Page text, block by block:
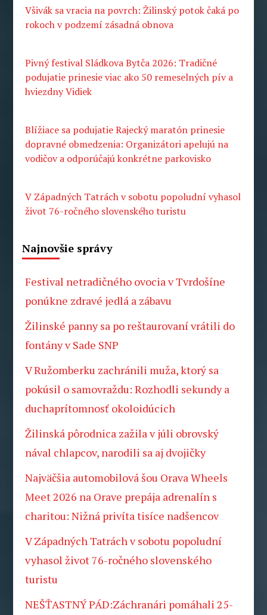
Všivák sa vracia na povrch: Žilinský potok čaká po
rokoch v podzemí zásadná obnova
Pivný festival Sládkova Bytča 2026: Tradičné
podujatie prinesie viac ako 50 remeselných pív a
hviezdny Vidiek
Blížiace sa podujatie Rajecký maratón prinesie
dopravné obmedzenia: Organizátori apelujú na
vodičov a odporúčajú konkrétne parkovisko
V Západných Tatrách v sobotu popoludní vyhasol
život 76-ročného slovenského turistu
Najnovšie správy
Festival netradičného ovocia v Tvrdošíne
ponúkne zdravé jedlá a zábavu
Žilinské panny sa po reštaurovaní vrátili do
fontány v Sade SNP
V Ružomberku zachránili muža, ktorý sa
pokúsil o samovraždu: Rozhodli sekundy a
duchaprítomnosť okoloidúcich
Žilinská pôrodnica zažila v júli obrovský
nával chlapcov, narodili sa aj dvojičky
Najväčšia automobilová šou Orava Wheels
Meet 2026 na Orave prepája adrenalín s
charitou: Nižná privíta tisíce nadšencov
V Západných Tatrách v sobotu popoludní
vyhasol život 76-ročného slovenského
turistu
NEŠŤASTNÝ PÁD:Záchranári pomáhali 25-